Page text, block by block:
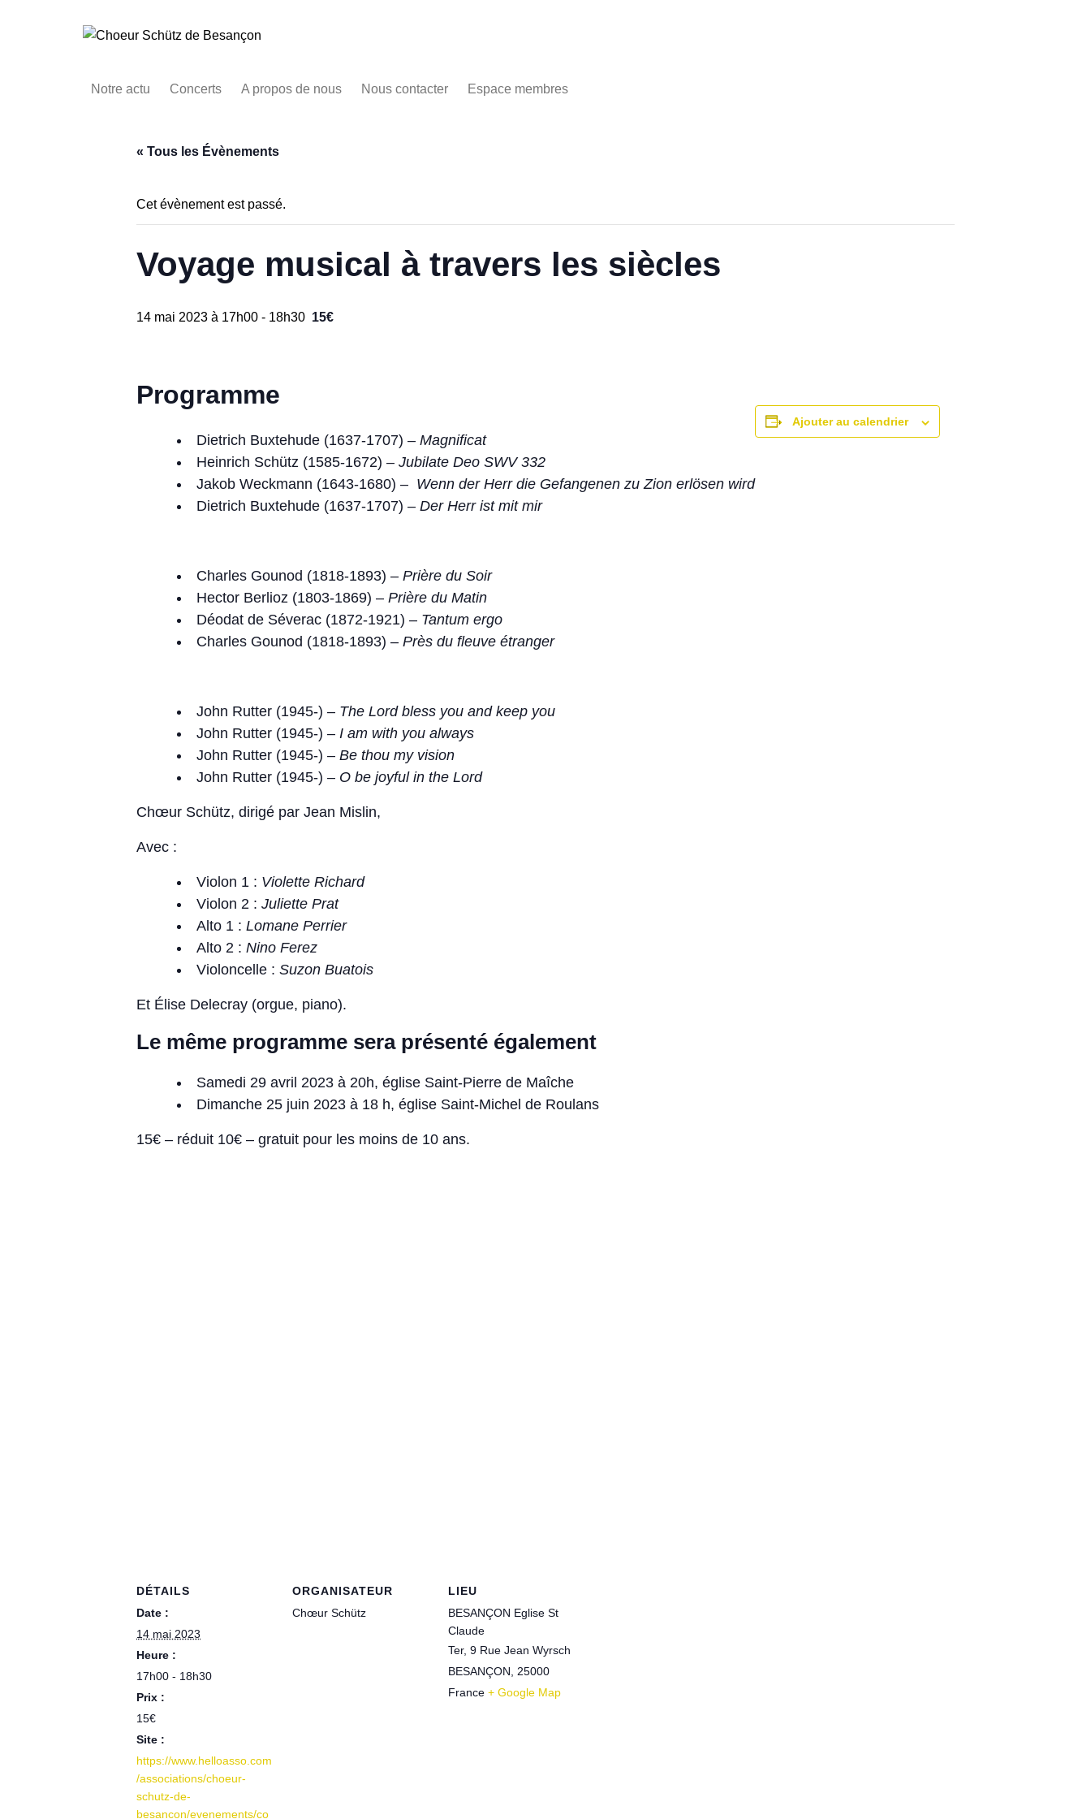
Notre actu Concerts A propos de nous Nous contacter Espace membres
« Tous les Évènements
Cet évènement est passé.
Voyage musical à travers les siècles
14 mai 2023 à 17h00 - 18h30 15€
Programme
Dietrich Buxtehude (1637-1707) – Magnificat
Heinrich Schütz (1585-1672) – Jubilate Deo SWV 332
Jakob Weckmann (1643-1680) – Wenn der Herr die Gefangenen zu Zion erlösen wird
Dietrich Buxtehude (1637-1707) – Der Herr ist mit mir
Charles Gounod (1818-1893) – Prière du Soir
Hector Berlioz (1803-1869) – Prière du Matin
Déodat de Séverac (1872-1921) – Tantum ergo
Charles Gounod (1818-1893) – Près du fleuve étranger
John Rutter (1945-) – The Lord bless you and keep you
John Rutter (1945-) – I am with you always
John Rutter (1945-) – Be thou my vision
John Rutter (1945-) – O be joyful in the Lord
Chœur Schütz, dirigé par Jean Mislin,
Avec :
Violon 1 : Violette Richard
Violon 2 : Juliette Prat
Alto 1 : Lomane Perrier
Alto 2 : Nino Ferez
Violoncelle : Suzon Buatois
Et Élise Delecray (orgue, piano).
Le même programme sera présenté également
Samedi 29 avril 2023 à 20h, église Saint-Pierre de Maîche
Dimanche 25 juin 2023 à 18 h, église Saint-Michel de Roulans
15€ – réduit 10€ – gratuit pour les moins de 10 ans.
Ajouter au calendrier
DÉTAILS
Date :
14 mai 2023
Heure :
17h00 - 18h30
Prix :
15€
Site :
https://www.helloasso.com
/associations/choeur-
schutz-de-
besancon/evenements/co
ORGANISATEUR
Chœur Schütz
LIEU
BESANÇON Eglise St
Claude
Ter, 9 Rue Jean Wyrsch
BESANÇON
25000
France + Google Map